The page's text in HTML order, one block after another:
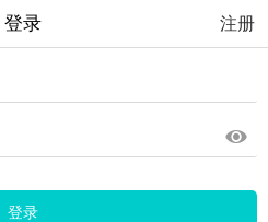
登录 注册
登录